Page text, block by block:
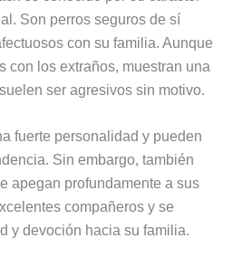
Son perros seguros de sí
con su familia. Aunque
con los extraños, muestran una
ser agresivos sin motivo.
fuerte personalidad y pueden
Sin embargo, también
apegan profundamente a sus
compañeros y se
y devoción hacia su familia.